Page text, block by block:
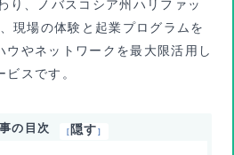
り、ノバスコシア州ハリファッ
現場の体験と起業プログラムを
ウやネットワークを最大限活用し
スです。
の目次 [ 隠す ]